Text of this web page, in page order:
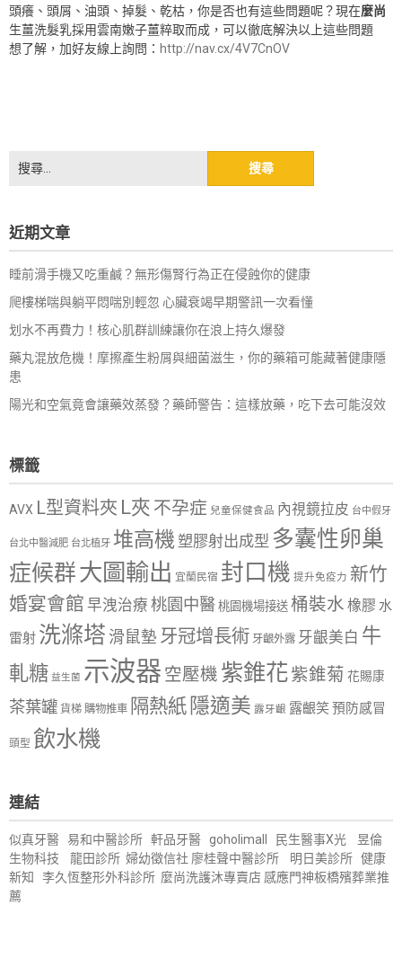
頭癢、頭屑、油頭、掉髮、乾枯，你是否也有這些問題呢？現在麼尚
生薑洗髮乳採用雲南嫩子薑粹取而成，可以徹底解決以上這些問題
想了解，加好友線上詢問： http://nav.cx/4V7CnOV
搜
尋
字:
近期文章
睡前滑手機又吃重鹹？無形傷腎行為正在侵蝕你的健康
爬樓梯喘與躺平悶喘別輕忽 心臟衰竭早期警訊一次看懂
划水不再費力！核心肌群訓練讓你在浪上持久爆發
藥丸混放危機！摩擦產生粉屑與細菌滋生，你的藥箱可能藏著健康隱
患
陽光和空氣竟會讓藥效蒸發？藥師警告：這樣放藥，吃下去可能沒效
標籤
AVX L型資料夾 L夾 不孕症 兒童保健食品 內視鏡拉皮 台中假牙
台北中醫減肥 台北植牙 堆高機塑膠射出成型 多囊性卵巢
症候群大圖輸出 宜蘭民宿 封口機 提升免疫力 新竹
婚宴會館 早洩治療 桃園中醫 桃園機場接送 桶裝水 橡膠 水
雷射 洗滌塔 滑鼠墊 牙冠增長術 牙齦外露 牙齦美白 牛
軋糖 益生菌 示波器 空壓機 紫錐花紫錐菊 花賜康
茶葉罐 貨梯 購物推車 隔熱紙 隱適美 露牙齦 露齦笑預防感冒
頭型 飲水機
連結
似真牙醫 易和中醫診所 軒品牙醫 goholimall 民生醫事X光
昱倫
生物科技
龍田診所 婦幼徵信社 廖桂聲中醫診所 明日美診所 健康
新知
李久恆整形外科診所 麼尚洗護沐專賣店 感應門神板橋殯葬業推
薦